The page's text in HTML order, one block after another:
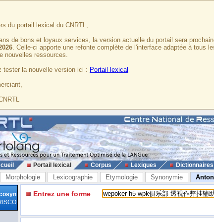
du portail lexical du CNRTL,
de bons et loyaux services, la version actuelle du portail sera
. Celle-ci apporte une refonte complète de l'interface adaptée à tous
nouvelles ressources.
tester la nouvelle version ici : Portail lexical
Portail lexical Corpus Lexiques Dictionnaires
Morphologie Lexicographie Etymologie Synonymie
Entrez une forme